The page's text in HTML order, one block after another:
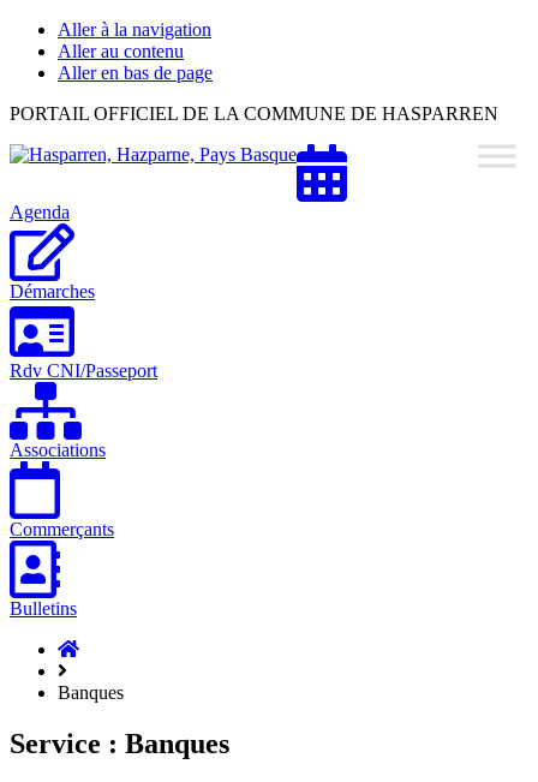
Aller à la navigation
Aller au contenu
Aller en bas de page
Hasparren,
Pays
PORTAIL OFFICIEL DE LA COMMUNE DE HASPARREN
Agenda
Démarches
Rdv CNI/Passeport
Associations
Commerçants
Bulletins
Accueil
Banques
Service : Banques